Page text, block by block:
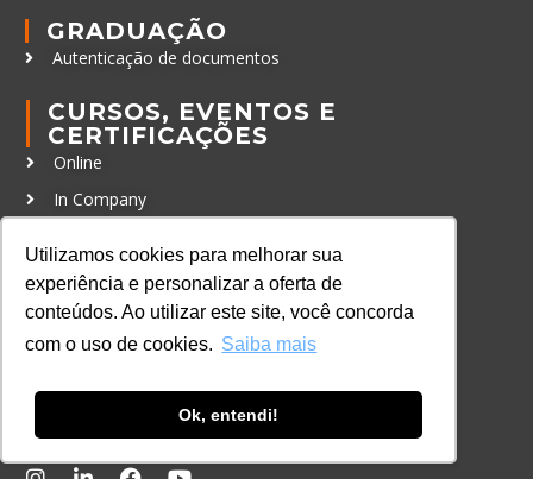
Utilizamos cookies para melhorar sua
experiência e personalizar a oferta de
conteúdos. Ao utilizar este site, você concorda
com o uso de cookies. Saiba mais
Ok, entendi!
GRADUAÇÃO
Autenticação de documentos
CURSOS, EVENTOS E
CERTIFICAÇÕES
Online
In Company
Certificações
CONTATO
+55 11 3259-2837
+55 11 98924-8322
contato@lec.com.br